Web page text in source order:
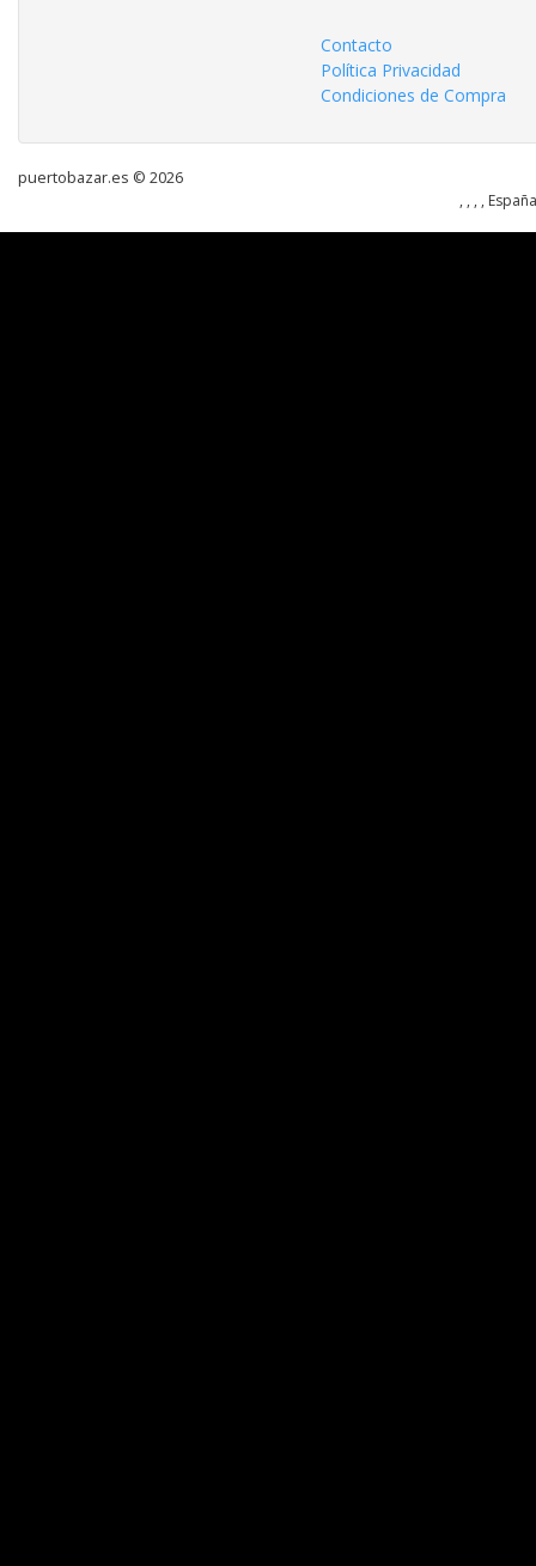
Contacto
Política Privacidad
Condiciones de Compra
puertobazar.es © 2026
, , , ,